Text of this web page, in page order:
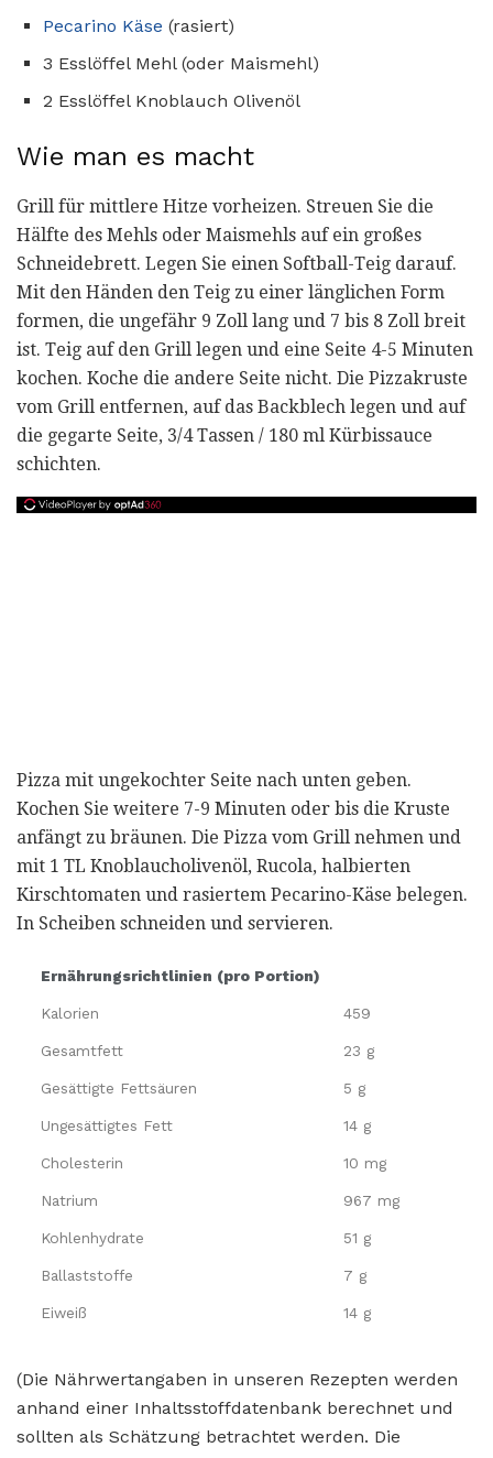
Pecarino Käse (rasiert)
3 Esslöffel Mehl (oder Maismehl)
2 Esslöffel Knoblauch Olivenöl
Wie man es macht
Grill für mittlere Hitze vorheizen. Streuen Sie die
Hälfte des Mehls oder Maismehls auf ein großes
Schneidebrett. Legen Sie einen Softball-Teig darauf.
Mit den Händen den Teig zu einer länglichen Form
formen, die ungefähr 9 Zoll lang und 7 bis 8 Zoll breit
ist. Teig auf den Grill legen und eine Seite 4-5 Minuten
kochen. Koche die andere Seite nicht. Die Pizzakruste
vom Grill entfernen, auf das Backblech legen und auf
die gegarte Seite, 3/4 Tassen / 180 ml Kürbissauce
schichten.
Pizza mit ungekochter Seite nach unten geben.
Kochen Sie weitere 7-9 Minuten oder bis die Kruste
anfängt zu bräunen. Die Pizza vom Grill nehmen und
mit 1 TL Knoblaucholivenöl, Rucola, halbierten
Kirschtomaten und rasiertem Pecarino-Käse belegen.
In Scheiben schneiden und servieren.
Ernährungsrichtlinien (pro Portion)
Kalorien 459
Gesamtfett 23 g
Gesättigte Fettsäuren 5 g
Ungesättigtes Fett 14 g
Cholesterin 10 mg
Natrium 967 mg
Kohlenhydrate 51 g
Ballaststoffe 7 g
Eiweiß 14 g
(Die Nährwertangaben in unseren Rezepten werden
anhand einer Inhaltsstoffdatenbank berechnet und
sollten als Schätzung betrachtet werden. Die